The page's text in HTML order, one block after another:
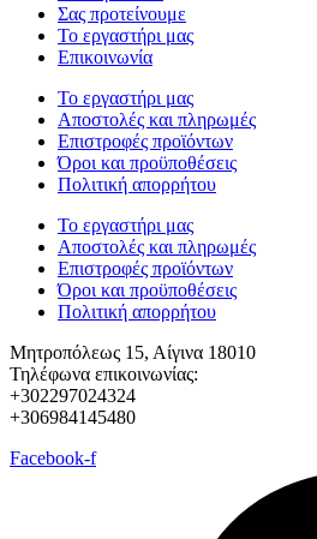
Σας προτείνουμε
Το εργαστήρι μας
Επικοινωνία
Το εργαστήρι μας
Αποστολές και πληρωμές
Επιστροφές προϊόντων
Όροι και προϋποθέσεις
Πολιτική απορρήτου
Το εργαστήρι μας
Αποστολές και πληρωμές
Επιστροφές προϊόντων
Όροι και προϋποθέσεις
Πολιτική απορρήτου
Μητροπόλεως 15, Αίγινα 18010
Τηλέφωνα επικοινωνίας:
+302297024324
+306984145480
Facebook-f